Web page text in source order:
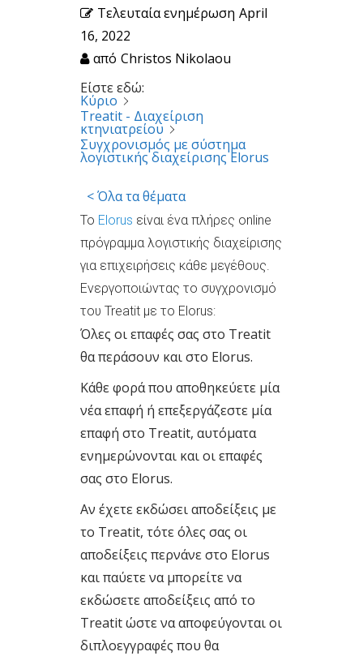
Τελευταία ενημέρωση April
16, 2022
από Christos Nikolaou
Είστε εδώ:
Κύριο
Treatit - Διαχείριση
κτηνιατρείου
Συγχρονισμός με σύστημα
λογιστικής διαχείρισης Elorus
< Όλα τα θέματα
To Elorus είναι ένα πλήρες online
πρόγραμμα λογιστικής διαχείρισης
για επιχειρήσεις κάθε μεγέθους.
Ενεργοποιώντας το συγχρονισμό
του Treatit με το Elorus:
Όλες οι επαφές σας στο Treatit
θα περάσουν και στο Elorus.
Κάθε φορά που αποθηκεύετε μία
νέα επαφή ή επεξεργάζεστε μία
επαφή στο Treatit, αυτόματα
ενημερώνονται και οι επαφές
σας στο Elorus.
Αν έχετε εκδώσει αποδείξεις με
το Treatit, τότε όλες σας οι
αποδείξεις περνάνε στο Elorus
και παύετε να μπορείτε να
εκδώσετε αποδείξεις από το
Treatit ώστε να αποφεύγονται οι
διπλοεγγραφές που θα